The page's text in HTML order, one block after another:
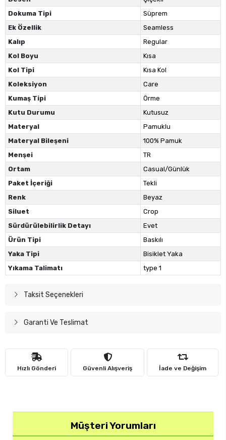
Dokuma Tipi
Süprem
Ek Özellik
Seamless
Kalıp
Regular
Kol Boyu
Kısa
Kol Tipi
Kısa Kol
Koleksiyon
Care
Kumaş Tipi
Örme
Kutu Durumu
Kutusuz
Materyal
Pamuklu
Materyal Bileşeni
100% Pamuk
Menşei
TR
Ortam
Casual/Günlük
Paket İçeriği
Tekli
Renk
Beyaz
Siluet
Crop
Sürdürülebilirlik Detayı
Evet
Ürün Tipi
Baskılı
Yaka Tipi
Bisiklet Yaka
Yıkama Talimatı
type 1
Taksit Seçenekleri
Garanti Ve Teslimat
Hızlı Gönderi Güvenli Alışveriş İade ve Değişim
Müşteri Yorumları